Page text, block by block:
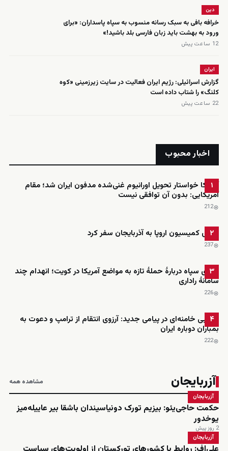
دین
خرافه بافی به سبک رسانه منسوب به سپاه پاسداران: «برای
ورود به بهشت باید زبان فارسی بلد باشید!»
12 ساعت پیش
ایران
گزارش اسرائیلی: رژیم ایران فعالیت در سایت زیرزمینی «کوه
کلنگ» را شتاب داده است
22 ساعت پیش
اخبار محبوب
۱
آمریکا خواستار تحویل اورانیوم غنی‌شده مدفون ایران شد؛ مقام
آمریکایی: بدون آن توافقی نیست
212
۲
رئیس کمیسیون اروپا به آذربایجان سفر کرد
237
۳
ادعای سپاه دربارهٔ حملهٔ تازه به مواضع آمریکا در کویت؛ انهدام چند
سامانهٔ راداری
226
۴
مجتبی خامنه‌ای در پیامی جدید: آرزوی انتقام از ترامپ و دعوت به
بمباران دوباره ایران
222
آزربایجان مشاهده همه
آزربایجان
حکمت حاجی‌یئو: بیزیم تورک دونیاسیندان باشقا بیر عاییله‌میز
یوخدور
2 روز پیش
آزربایجان